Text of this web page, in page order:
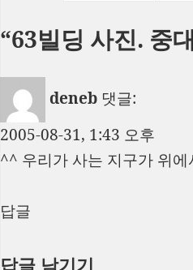
일
이
“63빌딩 사진. 중
deneb 댓글:
2005-08-31, 1:43 오후
^^ 우리가 사는 지구가 위에
답글